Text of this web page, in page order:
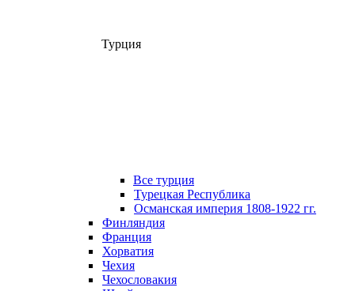
Турция
Все турция
Турецкая Республика
Османская империя 1808-1922 гг.
Финляндия
Франция
Хорватия
Чехия
Чехословакия